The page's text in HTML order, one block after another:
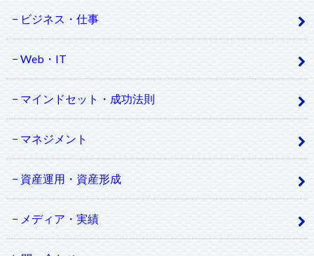
ビジネス・仕事
Web・IT
マインドセット・成功法則
マネジメント
資産運用・資産形成
メディア・実績